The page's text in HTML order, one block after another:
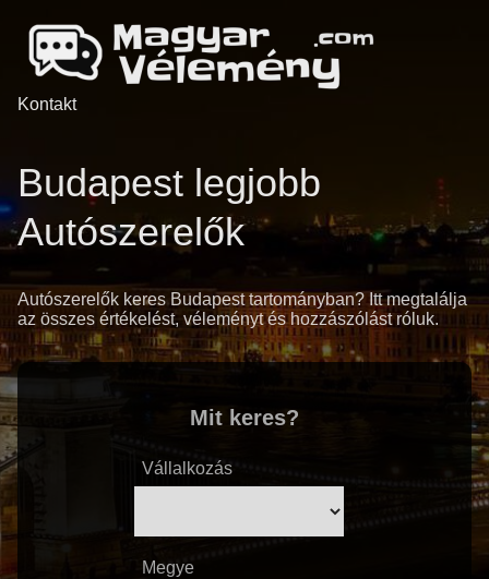
Kontakt
Budapest legjobb
Autószerelők
Autószerelők keres Budapest tartományban? Itt megtalálja
az összes értékelést, véleményt és hozzászólást róluk.
Mit keres?
Vállalkozás
Megye